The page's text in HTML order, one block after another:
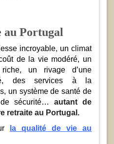
au Portugal
incroyable, un climat
de la vie modéré, un
riche, un rivage d’une
des services à la
un système de santé de
sécurité… autant de
retraite au Portugal.
la qualité de vie au